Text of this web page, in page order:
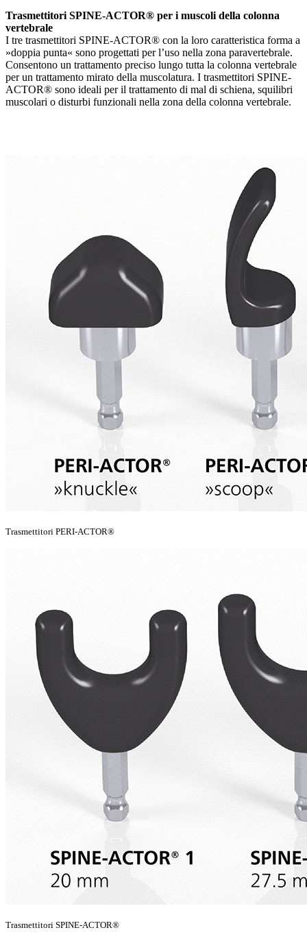
Trasmettitori SPINE-ACTOR® per i muscoli della colonna
vertebrale
I tre trasmettitori SPINE-ACTOR® con la loro caratteristica forma a
»doppia punta« sono progettati per l’uso nella zona paravertebrale.
Consentono un trattamento preciso lungo tutta la colonna vertebrale
per un trattamento mirato della muscolatura. I trasmettitori SPINE-
ACTOR® sono ideali per il trattamento di mal di schiena, squilibri
muscolari o disturbi funzionali nella zona della colonna vertebrale.
Trasmettitori PERI-ACTOR®
Trasmettitori SPINE-ACTOR®